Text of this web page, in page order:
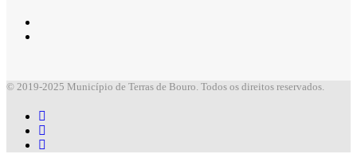
© 2019-2025 Município de Terras de Bouro. Todos os direitos reservados.